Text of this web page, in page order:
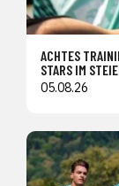
ACHTES
STARS IM
05.08.26